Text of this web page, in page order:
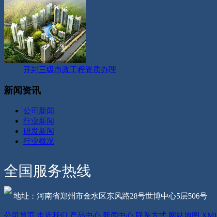
开封三级市政工程资质办理
新闻资讯
公司新闻
行业新闻
研发新闻
行业概况
全国服务热线
地址：河南省郑州市金水区东风路28号世博中心5层506号
公司首页 走近我们 产品中心 新闻中心 联系方式 网站地图